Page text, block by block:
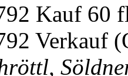
Kauf 60
Verkauf